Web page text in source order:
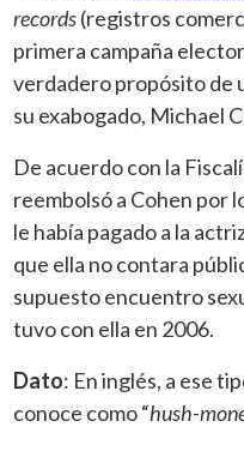
records(registros
primera campaña
verdadero propósito de
su exabogado, Michael
De acuerdo con la
reembolsó a Cohen por
le había pagado a la
que ella no contara
supuesto encuentro
tuvo con ella en 2006.
Dato: En inglés, a ese
conoce como “hush-